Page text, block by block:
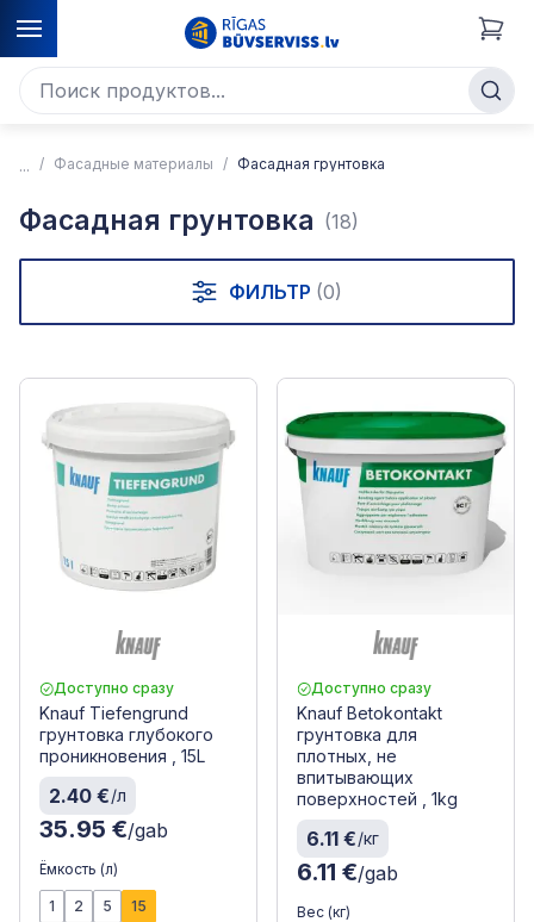
Фасадные материалы Фасадная грунтовка
Фасадная грунтовка (18)
ФИЛЬТР (0)
Доступно сразу
Knauf Tiefengrund
грунтовка глубокого
проникновения , 15L
2.40 €/л
35.95 €/gab
Ёмкость (л)
1 2 5 15
Доступно сразу
Knauf Betokontakt
грунтовка для
плотных, не
впитывающих
поверхностей , 1kg
6.11 €/кг
6.11 €/gab
Вес (кг)